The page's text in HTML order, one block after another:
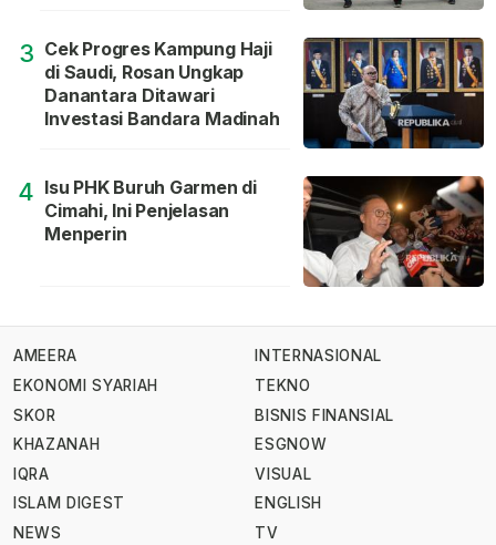
3 Cek Progres Kampung Haji
di Saudi, Rosan Ungkap
Danantara Ditawari
Investasi Bandara Madinah
4 Isu PHK Buruh Garmen di
Cimahi, Ini Penjelasan
Menperin
AMEERA
EKONOMI SYARIAH
SKOR
KHAZANAH
IQRA
ISLAM DIGEST
NEWS
INTERNASIONAL
TEKNO
BISNIS FINANSIAL
ESGNOW
VISUAL
ENGLISH
TV